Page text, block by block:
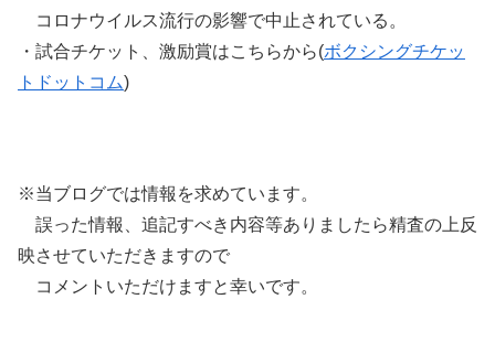
コロナウイルス流行の影響で中止されている。
・試合チケット、激励賞はこちらから(ボクシングチケッ
トドットコム)
※当ブログでは情報を求めています。
誤った情報、追記すべき内容等ありましたら精査の上反
映させていただきますので
コメントいただけますと幸いです。